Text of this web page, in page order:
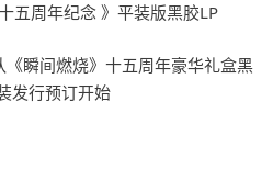
五周年纪念 》平装版黑胶LP